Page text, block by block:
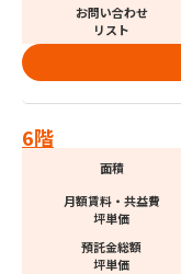
お問い合わせ
リスト
6階
面積
月額賃料・共益費
坪単価
預託金総額
坪単価